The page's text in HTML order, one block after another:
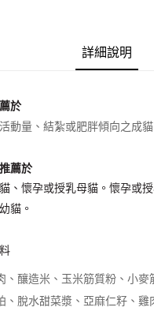
每筆NT$80，滿NT$1,000(
每筆NT$160，滿NT$5,000(
付款後門市自取
詳細說明
於
動量、結紮或肥胖傾向之成貓
薦於
、懷孕或授乳母貓。懷孕或
貓。
、釀造米、玉米筋質粉、小
、脫水甜菜漿、亞麻仁籽、